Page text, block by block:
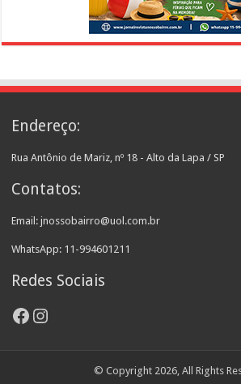
Endereço:
Rua Antônio de Mariz, nº 18 - Alto da Lapa / SP
Contatos:
Email: jnossobairro@uol.com.br
WhatsApp: 11-994601211
Redes Sociais
Facebook
Instagram
© Copyright 2026, All Rights